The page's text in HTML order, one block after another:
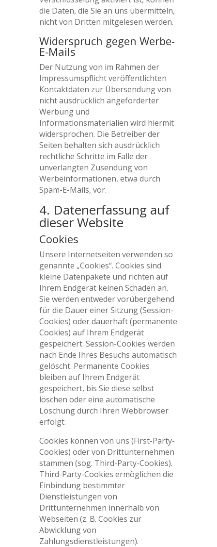
die Daten, die Sie an uns übermitteln,
nicht von Dritten mitgelesen werden.
Widerspruch gegen Werbe-
E-Mails
Der Nutzung von im Rahmen der
Impressumspflicht veröffentlichten
Kontaktdaten zur Übersendung von
nicht ausdrücklich angeforderter
Werbung und
Informationsmaterialien wird hiermit
widersprochen. Die Betreiber der
Seiten behalten sich ausdrücklich
rechtliche Schritte im Falle der
unverlangten Zusendung von
Werbeinformationen, etwa durch
Spam-E-Mails, vor.
4. Datenerfassung auf
dieser Website
Cookies
Unsere Internetseiten verwenden so
genannte „Cookies“. Cookies sind
kleine Datenpakete und richten auf
Ihrem Endgerät keinen Schaden an.
Sie werden entweder vorübergehend
für die Dauer einer Sitzung (Session-
Cookies) oder dauerhaft (permanente
Cookies) auf Ihrem Endgerät
gespeichert. Session-Cookies werden
nach Ende Ihres Besuchs automatisch
gelöscht. Permanente Cookies
bleiben auf Ihrem Endgerät
gespeichert, bis Sie diese selbst
löschen oder eine automatische
Löschung durch Ihren Webbrowser
erfolgt.
Cookies können von uns (First-Party-
Cookies) oder von Drittunternehmen
stammen (sog. Third-Party-Cookies).
Third-Party-Cookies ermöglichen die
Einbindung bestimmter
Dienstleistungen von
Drittunternehmen innerhalb von
Webseiten (z. B. Cookies zur
Abwicklung von
Zahlungsdienstleistungen).